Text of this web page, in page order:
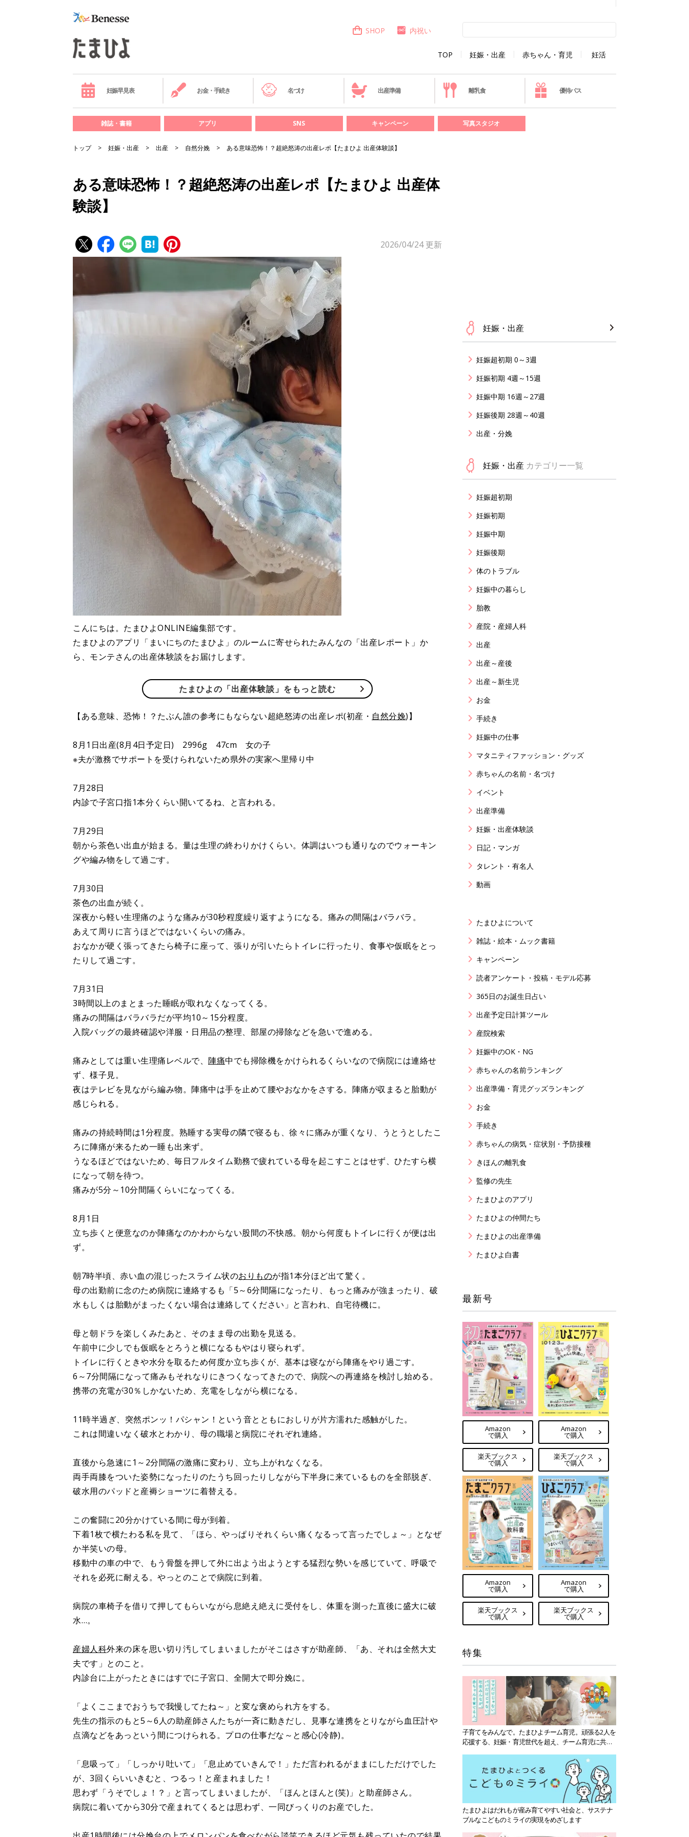
TOP 妊娠・出産 赤ちゃん・育児 妊活
SHOP 内祝い
妊娠早見表 お金・手続き 名づけ 出産準備 離乳食 優待パス
雑誌・書籍 アプリ SNS キャンペーン 写真スタジオ
トップ 妊娠・出産 出産 自然分娩 ある意味恐怖！？超絶怒涛の出産レポ【たまひよ 出産体験談】
ある意味恐怖！？超絶怒涛の出産レポ【たまひよ 出産体
験談】
2026/04/24更新
こんにちは。たまひよONLINE編集部です。
たまひよのアプリ「まいにちのたまひよ」のルームに寄せられたみんなの「出産レポート」か
ら、モンテさんの出産体験談をお届けします。
たまひよの「出産体験談」をもっと読む
【ある意味、恐怖！？たぶん誰の参考にもならない超絶怒涛の出産レポ(初産・ 自然分娩)】
8月1日出産(8月4日予定日) 2996g 47cm 女の子
※夫が激務でサポートを受けられないため県外の実家へ里帰り中
7月28日
内診で子宮口指1本分くらい開いてるね、と言われる。
7月29日
朝から茶色い出血が始まる。量は生理の終わりかけくらい。体調はいつも通りなのでウォーキン
グや編み物をして過ごす。
7月30日
茶色の出血が続く。
深夜から軽い生理痛のような痛みが30秒程度繰り返すようになる。痛みの間隔はバラバラ。
あえて周りに言うほどではないくらいの痛み。
おなかが硬く張ってきたら椅子に座って、張りが引いたらトイレに行ったり、食事や仮眠をとっ
たりして過ごす。
7月31日
3時間以上のまとまった睡眠が取れなくなってくる。
痛みの間隔はバラバラだが平均10～15分程度。
入院バッグの最終確認や洋服・日用品の整理、部屋の掃除などを急いで進める。
痛みとしては重い生理痛レベルで、 陣痛中でも掃除機をかけられるくらいなので病院には連絡せ
ず、様子見。
夜はテレビを見ながら編み物。陣痛中は手を止めて腰やおなかをさする。陣痛が収まると胎動が
感じられる。
痛みの持続時間は1分程度。熟睡する実母の隣で寝るも、徐々に痛みが重くなり、うとうとしたこ
ろに陣痛が来るため一睡も出来ず。
うなるほどではないため、毎日フルタイム勤務で疲れている母を起こすことはせず、ひたすら横
になって朝を待つ。
痛みが5分～10分間隔くらいになってくる。
8月1日
立ち歩くと便意なのか陣痛なのかわからない股間の不快感。朝から何度もトイレに行くが便は出
ず。
朝7時半頃、赤い血の混じったスライム状のおりものが指1本分ほど出て驚く。
母の出勤前に念のため病院に連絡するも「5～6分間隔になったり、もっと痛みが強まったり、破
水もしくは胎動がまったくない場合は連絡してください」と言われ、自宅待機に。
母と朝ドラを楽しくみたあと、そのまま母の出勤を見送る。
午前中に少しでも仮眠をとろうと横になるもやはり寝られず。
トイレに行くときや水分を取るため何度か立ち歩くが、基本は寝ながら陣痛をやり過ごす。
6～7分間隔になって痛みもそれなりにきつくなってきたので、病院への再連絡を検討し始める。
携帯の充電が30％しかないため、充電をしながら横になる。
11時半過ぎ、突然ポンッ！パシャン！という音とともにおしりが片方濡れた感触がした。
これは間違いなく破水とわかり、母の職場と病院にそれぞれ連絡。
直後から急速に1～2分間隔の激痛に変わり、立ち上がれなくなる。
両手両膝をついた姿勢になったりのたうち回ったりしながら下半身に来ているものを全部脱ぎ、
破水用のパッドと産褥ショーツに着替える。
この奮闘に20分かけている間に母が到着。
下着1枚で横たわる私を見て、「ほら、やっぱりそれくらい痛くなるって言ったでしょ～」となぜ
か半笑いの母。
移動中の車の中で、もう骨盤を押して外に出よう出ようとする猛烈な勢いを感じていて、呼吸で
それを必死に耐える。やっとのことで病院に到着。
病院の車椅子を借りて押してもらいながら息絶え絶えに受付をし、体重を測った直後に盛大に破
水…。
産婦人科外来の床を思い切り汚してしまいましたがそこはさすが助産師、「あ、それは全然大丈
夫です」とのこと。
内診台に上がったときにはすでに子宮口、全開大で即分娩に。
「よくここまでおうちで我慢してたね～」と変な褒められ方をする。
先生の指示のもと5～6人の助産師さんたちが一斉に動きだし、見事な連携をとりながら血圧計や
点滴などをあっという間につけられる。プロの仕事だな～と感心(冷静)。
「息吸って」「しっかり吐いて」「息止めていきんで！」ただ言われるがままにしただけでした
が、3回くらいいきむと、つるっ！と産まれました！
思わず「うそでしょ！？」と言ってしまいましたが、「ほんとほんと(笑)」と助産師さん。
病院に着いてから30分で産まれてくるとは思わず、一同びっくりのお産でした。
妊娠・出産
妊娠超初期 0～3週
妊娠初期 4週～15週
妊娠中期 16週～27週
妊娠後期 28週～40週
出産・分娩
妊娠・出産 カテゴリー一覧
妊娠超初期
妊娠初期
妊娠中期
妊娠後期
体のトラブル
妊娠中の暮らし
胎教
産院・産婦人科
出産
出産～産後
出産～新生児
お金
手続き
妊娠中の仕事
マタニティファッション・グッズ
赤ちゃんの名前・名づけ
イベント
出産準備
妊娠・出産体験談
日記・マンガ
タレント・有名人
動画
たまひよについて
雑誌・絵本・ムック書籍
キャンペーン
読者アンケート・投稿・モデル応募
365日のお誕生日占い
出産予定日計算ツール
産院検索
妊娠中のOK・NG
赤ちゃんの名前ランキング
出産準備・育児グッズランキング
お金
手続き
赤ちゃんの病気・症状別・予防接種
きほんの離乳食
監修の先生
たまひよのアプリ
たまひよの仲間たち
たまひよの出産準備
たまひよ白書
最新号
Amazon
で購入
楽天ブックス
で購入
Amazon
で購入
楽天ブックス
で購入
Amazon
で購入
楽天ブックス
で購入
Amazon
で購入
楽天ブックス
で購入
特集
子育てをみんなで。たまひよチーム育児。頑張る2人を
応援する、妊娠・育児世代を超え、チーム育児に共感
たまひよはだれもが産み育てやすい社会と、サステナ
ブルなこどものミライの実現をめざします